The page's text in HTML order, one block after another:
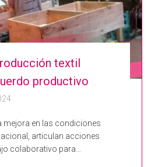
textil
productivo
mejora en las condiciones
articulan acciones
colaborativo para…